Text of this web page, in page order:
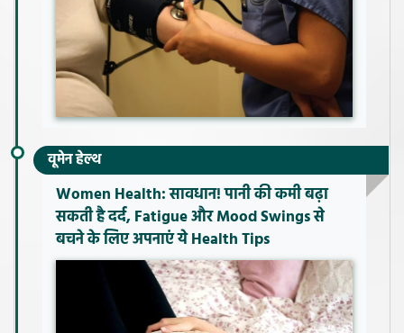
वूमेन हेल्थ
Women Health: सावधान! पानी की कमी बढ़ा
सकती है दर्द, Fatigue और Mood Swings से
बचने के लिए अपनाएं ये Health Tips